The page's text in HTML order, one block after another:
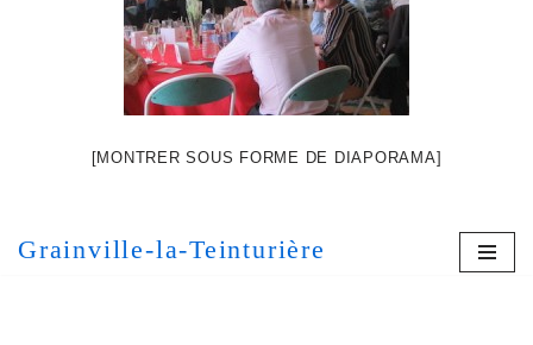
[MONTRER SOUS FORME DE DIAPORAMA]
Grainville-la-Teinturière